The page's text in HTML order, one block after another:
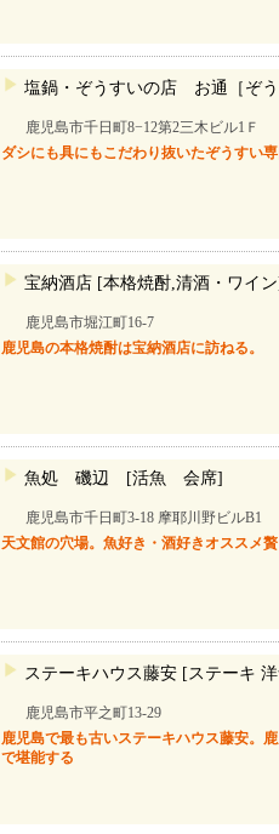
塩鍋・ぞうすいの店 お通［ぞ
鹿児島市千日町8−12第2三木ビル1Ｆ
ダシにも具にもこだわり抜いたぞうすい
宝納酒店 [本格焼酎,清酒・ワイ
鹿児島市堀江町16-7
鹿児島の本格焼酎は宝納酒店に訪ねる。
魚処 磯辺 [活魚 会席]
鹿児島市千日町3-18 摩耶川野ビルB1
天文館の穴場。魚好き・酒好きオススメ
ステーキハウス藤安 [ステーキ
鹿児島市平之町13-29
鹿児島で最も古いステーキハウス藤安。
で堪能する